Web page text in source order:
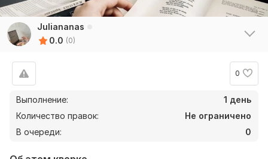
Juliananas
0.0 (0)
0
Выполнение:
1 день
Количество правок:
Не ограничено
В очереди:
0